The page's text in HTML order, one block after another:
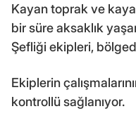
Kayan toprak ve
bir süre aksaklık
Şefliği ekipleri,
Ekiplerin
kontrollü sağlanıyor.